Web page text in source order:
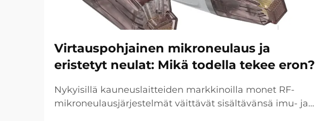
Virtauspohjainen mikroneulaus ja
eristetyt neulat: Mikä todella tekee eron?
Nykyisillä kauneuslaitteiden markkinoilla monet RF-
mikroneulausjärjestelmät väittävät sisältävänsä imu- ja